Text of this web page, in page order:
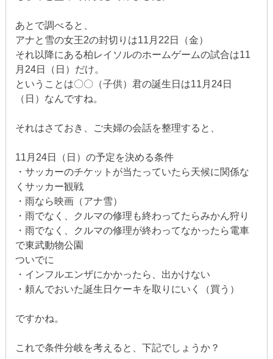
あとで調べると、
アナと雪の女王2の封切りは11月22日（金）
それ以降にある柏レイソルのホームゲームの試合は11
月24日（日）だけ。
ということは〇〇（子供）君の誕生日は11月24日
（日）なんですね。
それはさておき、ご夫婦の会話を整理すると、
11月24日（日）の予定を決める条件
・サッカーのチケットが当たっていたら天候に関係な
くサッカー観戦
・雨なら映画（アナ雪）
・雨でなく、クルマの修理も終わってたらみかん狩り
・雨でなく、クルマの修理が終わってなかったら電車
で東武動物公園
ついでに
・インフルエンザにかかったら、出かけない
・頼んでおいた誕生日ケーキを取りにいく（買う）
ですかね。
これで条件分岐を考えると、下記でしょうか？